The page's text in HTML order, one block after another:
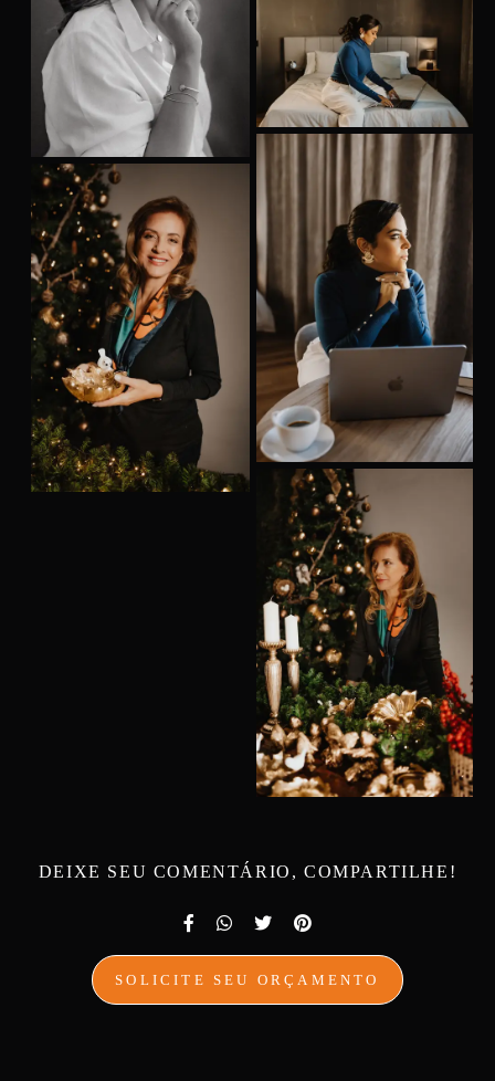
DEIXE SEU COMENTÁRIO, COMPARTILHE!
SOLICITE SEU ORÇAMENTO